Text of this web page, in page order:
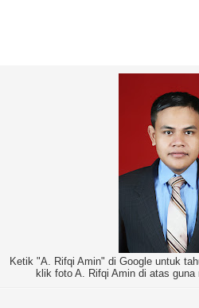
Ketik "A. Rifqi Amin" di Google untuk
klik foto A. Rifqi Amin di atas guna